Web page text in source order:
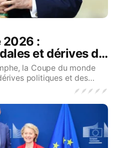
2026 :
et dérives du
la Coupe du monde
politiques et des
🪶 🪶 🪶 🪶 🪶